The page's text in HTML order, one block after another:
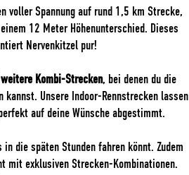
voller Spannung auf rund 1,5 km Strecke,
12 Meter Höhenunterschied. Dieses
Nervenkitzel pur!
Kombi-Strecken, bei denen du die
Unsere Indoor-Rennstrecken lassen
auf deine Wünsche abgestimmt.
die späten Stunden fahren könnt. Zudem
mit exklusiven Strecken-Kombinationen.